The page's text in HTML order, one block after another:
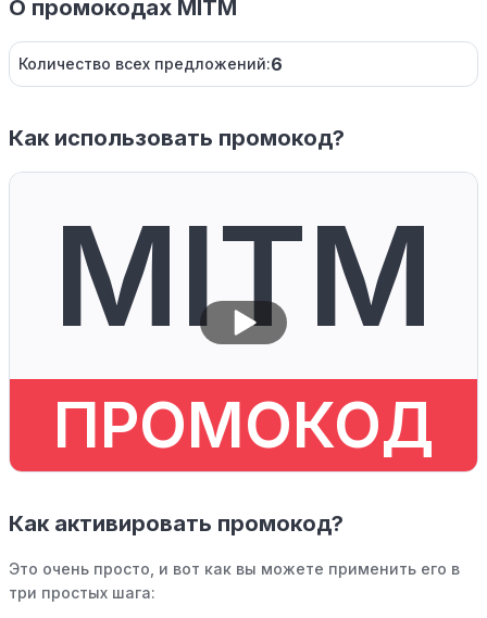
О промокодах MITM
Количество всех предложений:6
Как использовать промокод?
MITM
ПРОМОКОД
Как активировать промокод?
Это очень просто, и вот как вы можете применить его в
три простых шага: